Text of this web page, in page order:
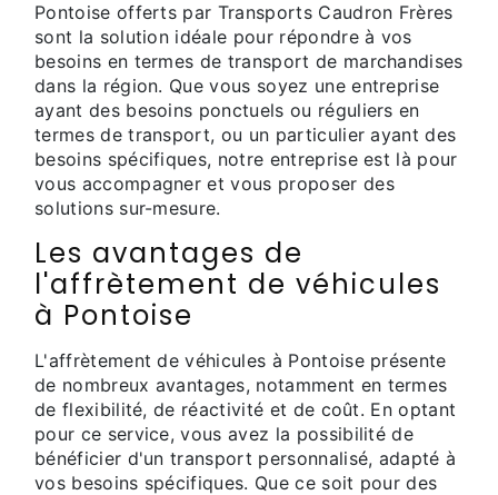
Pontoise offerts par Transports Caudron Frères
sont la solution idéale pour répondre à vos
besoins en termes de transport de marchandises
dans la région. Que vous soyez une entreprise
ayant des besoins ponctuels ou réguliers en
termes de transport, ou un particulier ayant des
besoins spécifiques, notre entreprise est là pour
vous accompagner et vous proposer des
solutions sur-mesure.
Les avantages de
l'affrètement de véhicules
à Pontoise
L'affrètement de véhicules à Pontoise présente
de nombreux avantages, notamment en termes
de flexibilité, de réactivité et de coût. En optant
pour ce service, vous avez la possibilité de
bénéficier d'un transport personnalisé, adapté à
vos besoins spécifiques. Que ce soit pour des